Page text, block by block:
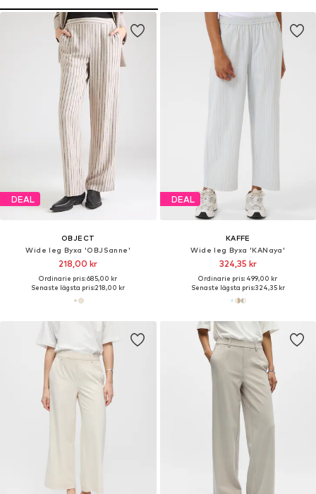
DEAL
OBJECT
Wide leg Byxa 'OBJSanne'
218,00 kr
Ordinarie pris: 685,00 kr
Senaste lägsta pris:218,00 kr
DEAL
KAFFE
Wide leg Byxa 'KANaya'
324,35 kr
Ordinarie pris: 499,00 kr
Senaste lägsta pris:324,35 kr